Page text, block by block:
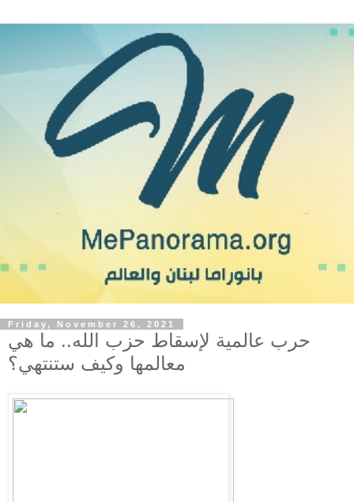
Friday, November 26, 2021
حرب عالمية لإسقاط حزب الله.. ما هي
معالمها وكيف ستنتهي؟